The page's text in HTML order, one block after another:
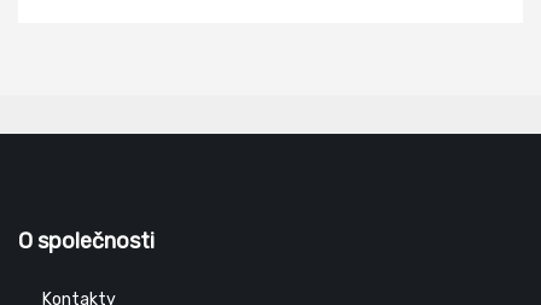
O společnosti
Kontakty